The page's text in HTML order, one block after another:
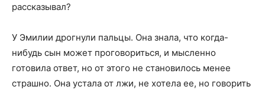
рассказывал?
У Эмилии дрогнули пальцы. Она знала, что когда-
нибудь сын может проговориться, и мысленно
готовила ответ, но от этого не становилось менее
страшно. Она устала от лжи, не хотела ее, но говорить